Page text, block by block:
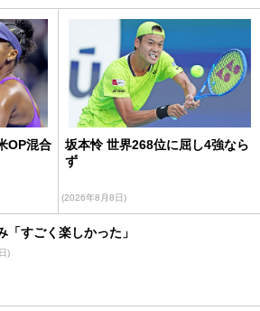
OP混合
坂本怜 世界268位に屈し4強なら
ず
(2026年8月8日)
「すごく楽しかった」
)